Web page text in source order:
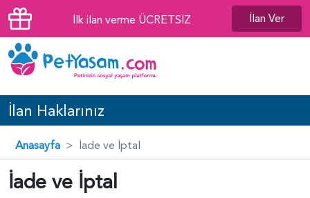
İlk ilan verme ÜCRETSİZ İlan Ver
İlan Haklarınız
Anasayfa İade ve İptal
İade ve İptal